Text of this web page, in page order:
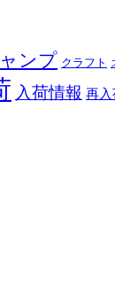
ンプ クラフト
入荷情報 再入